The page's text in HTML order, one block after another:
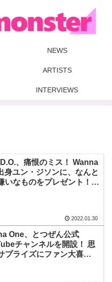
NEWS
ARTISTS
INTERVIEWS
、痛恨のミス！ Wanna
身ユン・ジソンに、なんと
いなものをプレゼント！？
2022.01.30
One、とつぜん公式
チャンネルを開設！ 思
プライズにファン大喜